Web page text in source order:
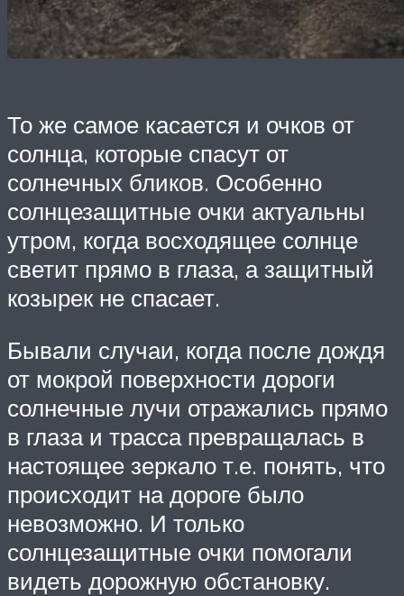
То же самое касается и очков от
солнца, которые спасут от
солнечных бликов. Особенно
солнцезащитные очки актуальны
утром, когда восходящее солнце
светит прямо в глаза, а защитный
козырек не спасает.
Бывали случаи, когда после дождя
от мокрой поверхности дороги
солнечные лучи отражались прямо
в глаза и трасса превращалась в
настоящее зеркало т.е. понять, что
происходит на дороге было
невозможно. И только
солнцезащитные очки помогали
видеть дорожную обстановку.